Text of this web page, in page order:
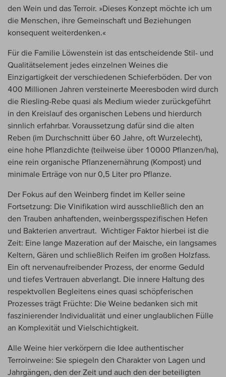
den Wein und das Terroir. »Dieses Konzept möchte ich um
die Menschen, ihre Gemeinschaft und Beziehungen
konsequent weiterdenken.«
Für die Familie Löwenstein ist das entscheidende Stil- und
Qualitätselement jedes einzelnen Weines die
Einzigartigkeit der verschiedenen Schieferböden. Der von
400 Millionen Jahren versteinerte Meeresboden wird durch
die Riesling-Rebe quasi als Medium wieder zurückgeführt
in den Kreislauf des organischen Lebens und hierdurch
sinnlich erfahrbar. Voraussetzung dafür sind die alten
Reben (im Durchschnitt über 60 Jahre, oft Wurzelecht),
eine hohe Pflanzdichte (teilweise über 10000 Pflanzen/ha),
eine rein organische Pflanzenernährung (Kompost) und
minimale Erträge von nur 0,5 Liter pro Pflanze.
Der Fokus auf den Weinberg findet im Keller seine
Fortsetzung: Die Vinifikation wird ausschließlich den an
den Trauben anhaftenden, weinbergsspezifischen Hefen
und Bakterien anvertraut. Wichtiger Faktor hierbei ist die
Zeit: Eine lange Mazeration auf der Maische, ein langsames
Keltern, Gären und schließlich Reifen im großen Holzfass.
Ein oft nervenaufreibender Prozess, der enorme Geduld
und tiefes Vertrauen abverlangt. Die innere Haltung des
respektvollen Begleitens eines quasi schöpferischen
Prozesses trägt Früchte: Die Weine bedanken sich mit
faszinierender Individualität und einer unglaublichen Fülle
an Komplexität und Vielschichtigkeit.
Alle Weine hier verkörpern die Idee authentischer
Terroirweine: Sie spiegeln den Charakter von Lagen und
Jahrgängen, den der Zeit und auch den der beteiligten